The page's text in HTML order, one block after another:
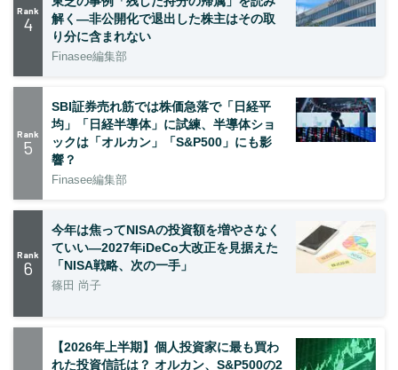
Rank
4
解く—非公開化で退出した株主はその取
り分に含まれない
Finasee編集部
Rank
5
SBI証券売れ筋では株価急落で「日経平
均」「日経半導体」に試練、半導体ショ
ックは「オルカン」「S&P500」にも影
響？
Finasee編集部
Rank
6
今年は焦ってNISAの投資額を増やさなく
ていい―2027年iDeCo大改正を見据えた
「NISA戦略、次の一手」
篠田 尚子
【2026年上半期】個人投資家に最も買わ
れた投資信託は？ オルカン、S&P500の2